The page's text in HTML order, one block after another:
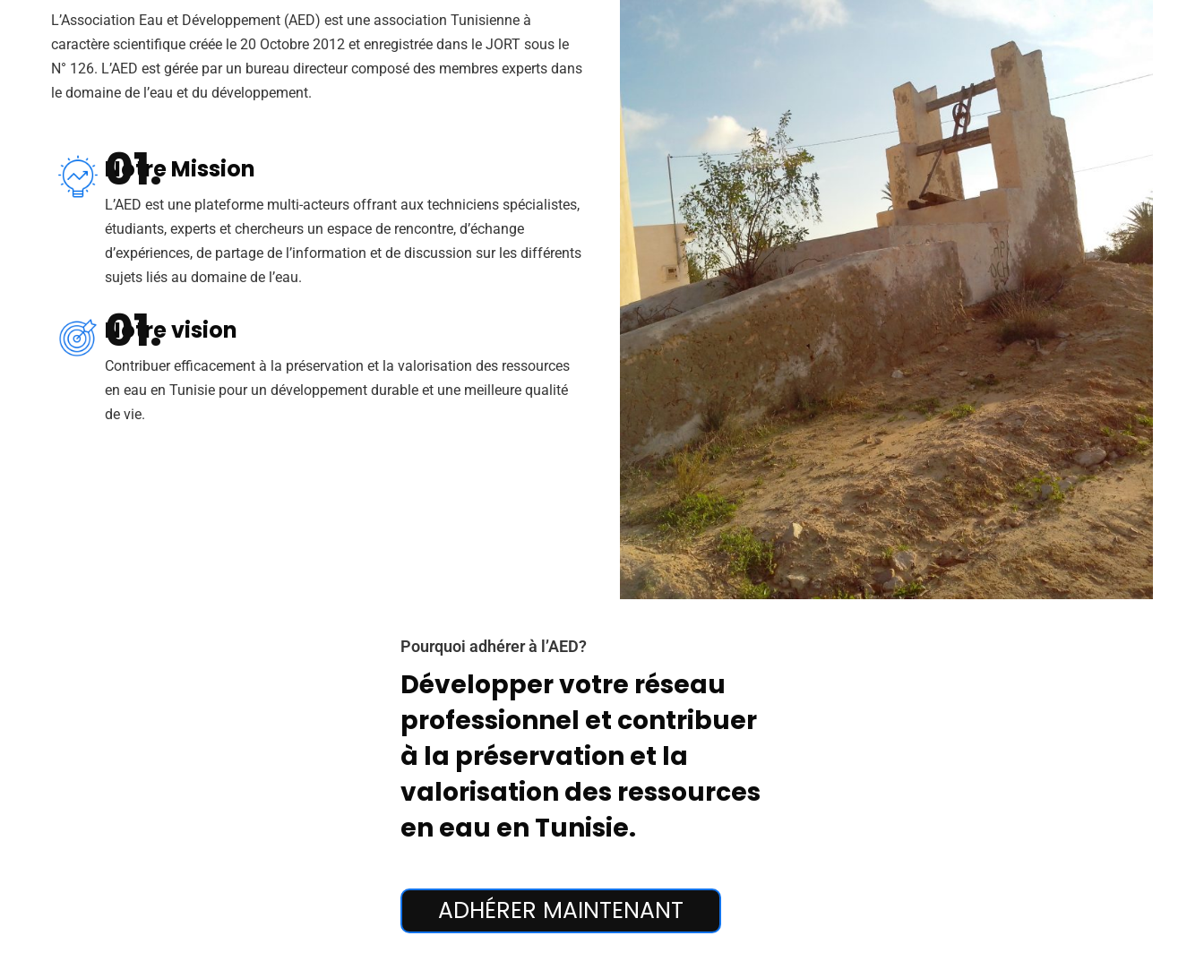
L’Association Eau et Développement (AED) est une association Tunisienne à
caractère scientifique créée le 20 Octobre 2012 et enregistrée dans le JORT sous le
N° 126. L’AED est gérée par un bureau directeur composé des membres experts dans
le domaine de l’eau et du développement.
Notre Mission
L’AED est une plateforme multi-acteurs offrant aux techniciens spécialistes,
étudiants, experts et chercheurs un espace de rencontre, d’échange
d’expériences, de partage de l’information et de discussion sur les différents
sujets liés au domaine de l’eau.
Notre vision
Contribuer efficacement à la préservation et la valorisation des ressources
en eau en Tunisie pour un développement durable et une meilleure qualité
de vie.
Pourquoi adhérer à l’AED?
Développer votre réseau
professionnel et contribuer
à la préservation et la
valorisation des ressources
en eau en Tunisie.
ADHÉRER MAINTENANT